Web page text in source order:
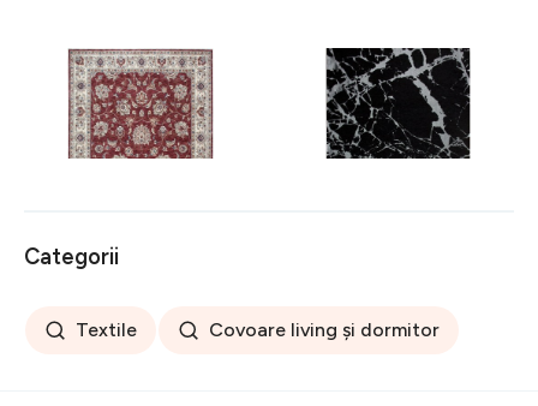
Covor rezistent Eko, ALT
05 - Red, Ivory, 100%
poliester, 80 x 150 cm
256 lei
Covor rezistent SM 21 -
Black, Silver XW, 80x300
441 lei
Categorii
Textile Covoare living și dormitor